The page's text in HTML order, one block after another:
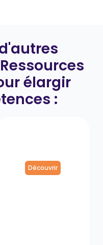
élargir
:
Découvrir